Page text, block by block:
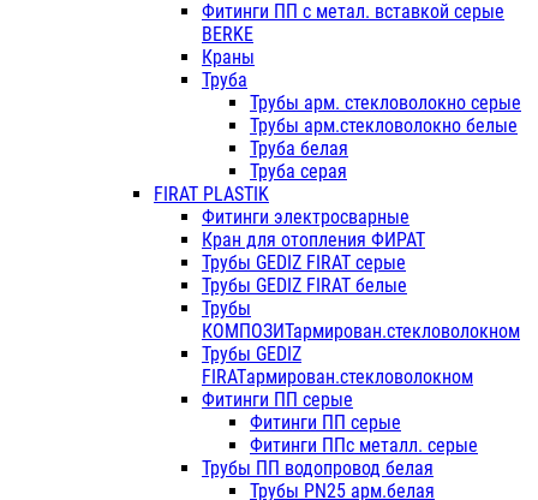
Фитинги ПП с метал. вставкой серые
BERKE
Краны
Труба
Трубы арм. стекловолокно серые
Трубы арм.стекловолокно белые
Труба белая
Труба серая
FIRAT PLASTIK
Фитинги электросварные
Кран для отопления ФИРАТ
Трубы GEDIZ FIRAT серые
Трубы GEDIZ FIRAT белые
Трубы
КОМПОЗИТармирован.стекловолокном
Трубы GEDIZ
FIRATармирован.стекловолокном
Фитинги ПП серые
Фитинги ПП серые
Фитинги ППс металл. серые
Трубы ПП водопровод белая
Трубы PN25 арм.белая